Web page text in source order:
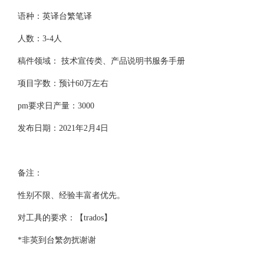
语种：英译台繁笔译
人数：3-4人
稿件领域： 技术宣传类、产品说明书服务手册
项目字数：预计60万左右
pm要求日产量：3000
发布日期：2021年2月4日
备注：
性别不限、经验丰富者优先。
对工具的要求：【trados】
*非英到台繁勿扰谢谢